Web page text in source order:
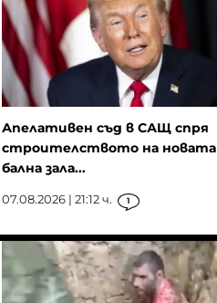
Апелативен съд в САЩ спря
строителството на новата
бална зала...
07.08.2026 | 21:12 ч. 1